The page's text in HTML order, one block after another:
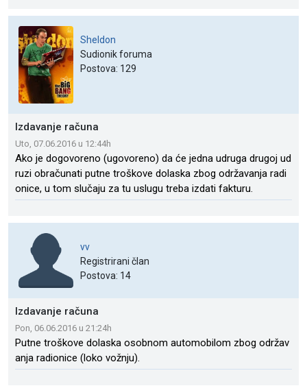
Sheldon
Sudionik foruma
Postova: 129
Izdavanje računa
Uto, 07.06.2016 u 12:44h
Ako je dogovoreno (ugovoreno) da će jedna udruga drugoj ud
ruzi obračunati putne troškove dolaska zbog održavanja radi
onice, u tom slučaju za tu uslugu treba izdati fakturu.
vv
Registrirani član
Postova: 14
Izdavanje računa
Pon, 06.06.2016 u 21:24h
Putne troškove dolaska osobnom automobilom zbog održav
anja radionice (loko vožnju).